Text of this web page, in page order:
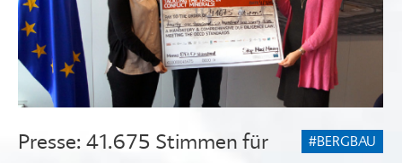
#BERGBAU
Presse: 41.675 Stimmen für